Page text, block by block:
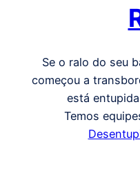
Se o ralo do seu
começou a
está
Temos